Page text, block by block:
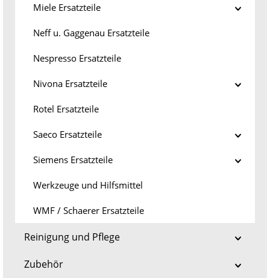
Miele Ersatzteile
Neff u. Gaggenau Ersatzteile
Nespresso Ersatzteile
Nivona Ersatzteile
Rotel Ersatzteile
Saeco Ersatzteile
Siemens Ersatzteile
Werkzeuge und Hilfsmittel
WMF / Schaerer Ersatzteile
Reinigung und Pflege
Zubehör